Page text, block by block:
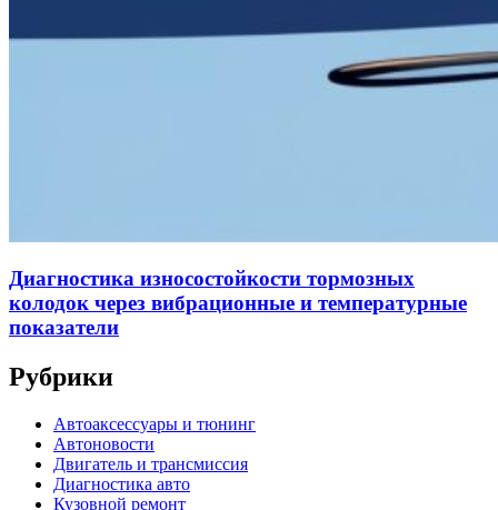
Диагностика износостойкости тормозных
колодок через вибрационные и температурные
показатели
Рубрики
Автоаксессуары и тюнинг
Автоновости
Двигатель и трансмиссия
Диагностика авто
Кузовной ремонт